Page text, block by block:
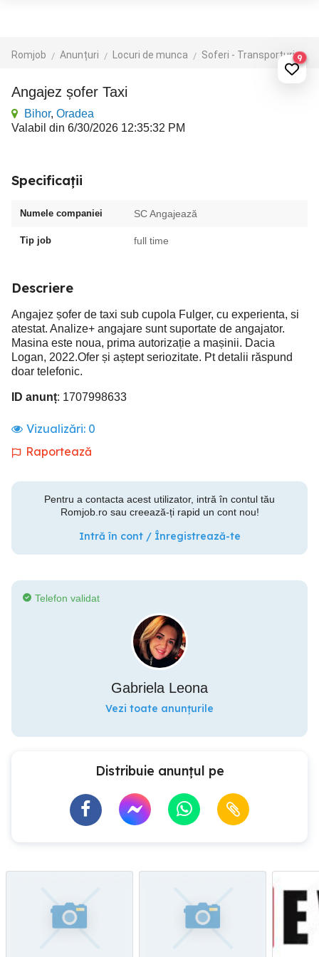
Romjob Anunțuri Locuri de munca Soferi - Transporturi 9
Angajez șofer Taxi
Bihor, Oradea
Valabil din 6/30/2026 12:35:32 PM
Specificații
Numele companiei SC Angajează
Tip job full time
Descriere
Angajez șofer de taxi sub cupola Fulger, cu experienta, si
atestat. Analize+ angajare sunt suportate de angajator.
Masina este noua, prima autorizație a mașinii. Dacia
Logan, 2022.Ofer și aștept seriozitate. Pt detalii răspund
doar telefonic.
ID anunț: 1707998633
Vizualizări: 0
Raportează
Pentru a contacta acest utilizator, intră în contul tău
Romjob.ro sau creează-ți rapid un cont nou!
Intră în cont / Înregistrează-te
Telefon validat
Gabriela Leona
Vezi toate anunțurile
Distribuie anunțul pe